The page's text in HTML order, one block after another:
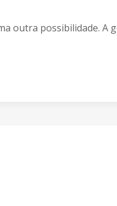
outra possibilidade. A